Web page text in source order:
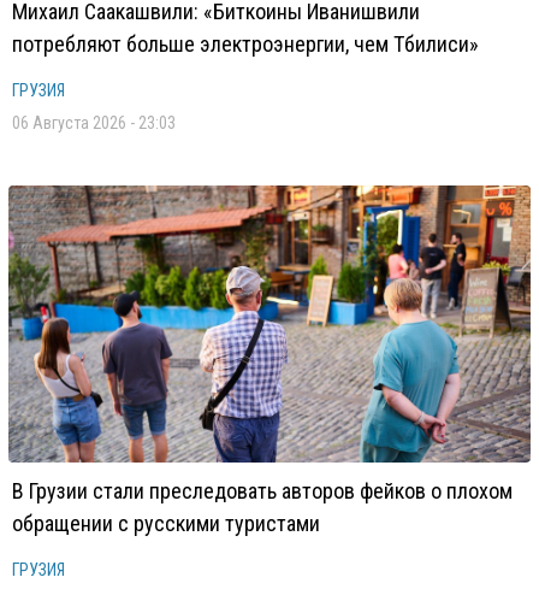
Михаил Саакашвили: «Биткоины Иванишвили
потребляют больше электроэнергии, чем Тбилиси»
ГРУЗИЯ
06 Августа 2026 - 23:03
В Грузии стали преследовать авторов фейков о плохом
обращении с русскими туристами
ГРУЗИЯ